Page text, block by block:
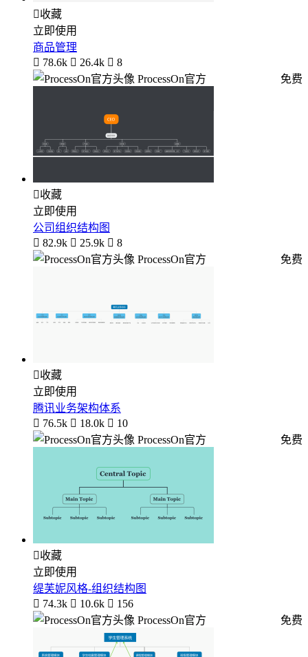
收藏
立即使用
商品管理
 78.6k  26.4k  8
ProcessOn官方
免费
收藏
立即使用
公司组织结构图
 82.9k  25.9k  8
ProcessOn官方
免费
收藏
立即使用
腾讯业务架构体系
 76.5k  18.0k  10
ProcessOn官方
免费
收藏
立即使用
缇芙妮风格-组织结构图
 74.3k  10.6k  156
ProcessOn官方
免费